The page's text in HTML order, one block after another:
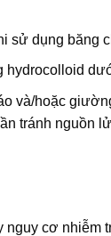
dụng băng
và/hoặc
tránh nguồn
nguy cơ nhiễm